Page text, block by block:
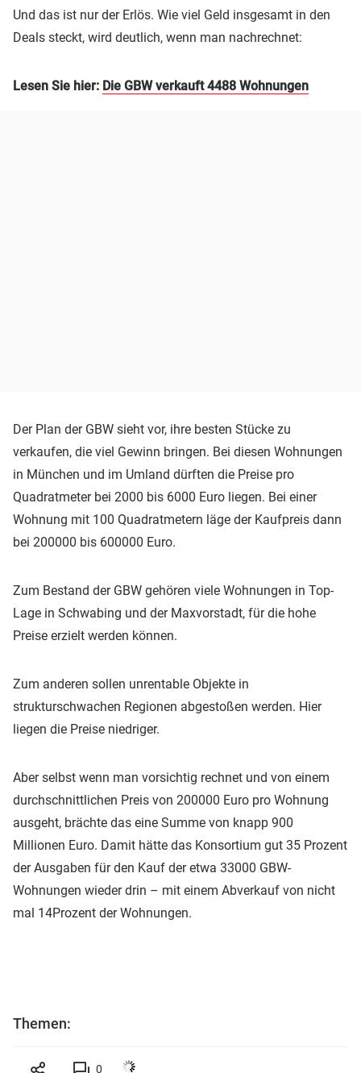
Und das ist nur der Erlös. Wie viel Geld insgesamt in den
Deals steckt, wird deutlich, wenn man nachrechnet:
Lesen Sie hier: Die GBW verkauft 4488 Wohnungen
Der Plan der GBW sieht vor, ihre besten Stücke zu
verkaufen, die viel Gewinn bringen. Bei diesen Wohnungen
in München und im Umland dürften die Preise pro
Quadratmeter bei 2000 bis 6000 Euro liegen. Bei einer
Wohnung mit 100 Quadratmetern läge der Kaufpreis dann
bei 200000 bis 600000 Euro.
Zum Bestand der GBW gehören viele Wohnungen in Top-
Lage in Schwabing und der Maxvorstadt, für die hohe
Preise erzielt werden können.
Zum anderen sollen unrentable Objekte in
strukturschwachen Regionen abgestoßen werden. Hier
liegen die Preise niedriger.
Aber selbst wenn man vorsichtig rechnet und von einem
durchschnittlichen Preis von 200000 Euro pro Wohnung
ausgeht, brächte das eine Summe von knapp 900
Millionen Euro. Damit hätte das Konsortium gut 35 Prozent
der Ausgaben für den Kauf der etwa 33000 GBW-
Wohnungen wieder drin – mit einem Abverkauf von nicht
mal 14Prozent der Wohnungen.
Themen:
0